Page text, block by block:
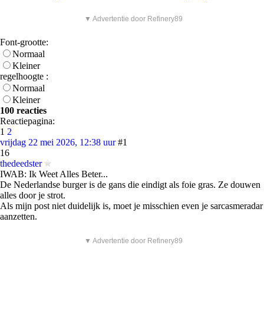
▼ Advertentie door Refinery89
Font-grootte:
Normaal
Kleiner
regelhoogte :
Normaal
Kleiner
100 reacties
Reactiepagina:
1 2
vrijdag 22 mei 2026, 12:38 uur #1
16
thedeedster
IWAB: Ik Weet Alles Beter...
De Nederlandse burger is de gans die eindigt als foie gras. Ze douwen
alles door je strot.
Als mijn post niet duidelijk is, moet je misschien even je sarcasmeradar
aanzetten.
▼ Advertentie door Refinery89